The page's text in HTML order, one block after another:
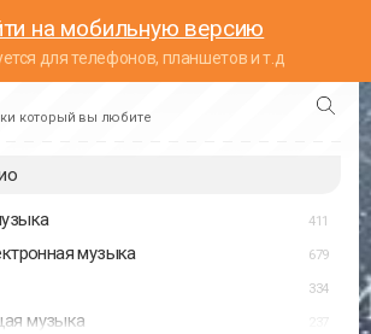
на мобильную версию
для телефонов, планшетов и т.д
который вы любите
411
музыка 679
334
музыка